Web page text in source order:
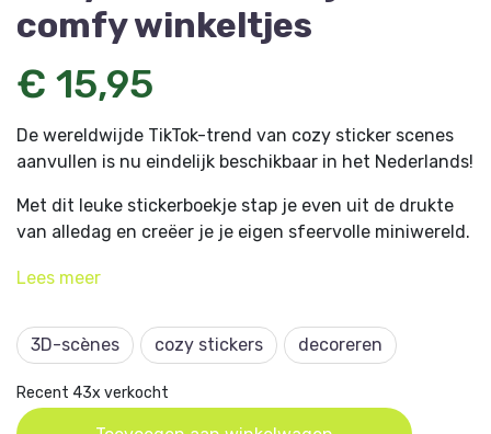
comfy winkeltjes
€ 15,95
De wereldwijde TikTok-trend van cozy sticker scenes
aanvullen is nu eindelijk beschikbaar in het Nederlands!
Met dit leuke stickerboekje stap je even uit de drukte
van alledag en creëer je je eigen sfeervolle miniwereld.
kunt brengen met de transparante stickers. Een
restaurant en een boekhandel wachten om door jou
gedecoreerd te worden met meubels, kamerplanten en
schattige figuurtjes.
Lees meer
3D-scènes cozy stickers decoreren
Recent 43x verkocht